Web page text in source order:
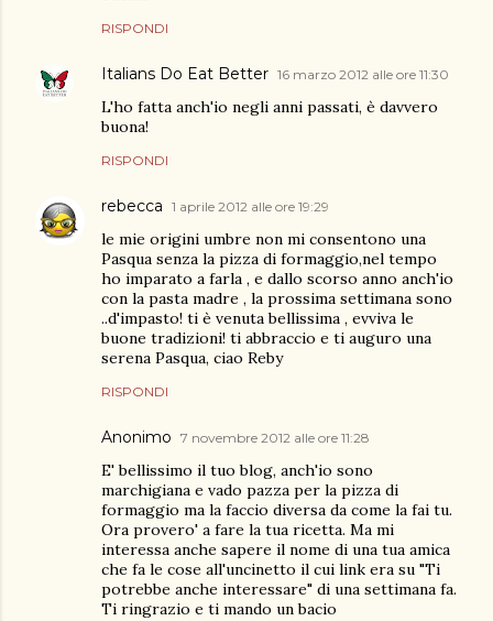
RISPONDI
Italians Do Eat Better 16 marzo 2012 alle ore 11:30
L'ho fatta anch'io negli anni passati, è davvero
buona!
RISPONDI
rebecca 1 aprile 2012 alle ore 19:29
le mie origini umbre non mi consentono una
Pasqua senza la pizza di formaggio,nel tempo
ho imparato a farla , e dallo scorso anno anch'io
con la pasta madre , la prossima settimana sono
..d'impasto! ti è venuta bellissima , evviva le
buone tradizioni! ti abbraccio e ti auguro una
serena Pasqua, ciao Reby
RISPONDI
Anonimo 7 novembre 2012 alle ore 11:28
E' bellissimo il tuo blog, anch'io sono
marchigiana e vado pazza per la pizza di
formaggio ma la faccio diversa da come la fai tu.
Ora provero' a fare la tua ricetta. Ma mi
interessa anche sapere il nome di una tua amica
che fa le cose all'uncinetto il cui link era su "Ti
potrebbe anche interessare" di una settimana fa.
Ti ringrazio e ti mando un bacio